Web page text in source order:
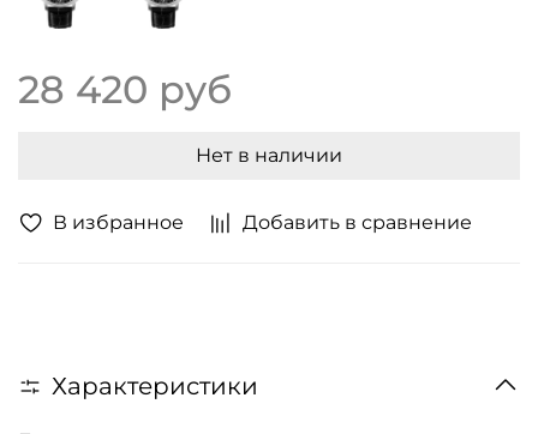
В избранное Добавить в сравнение
28 420 руб
Нет в наличии
Характеристики